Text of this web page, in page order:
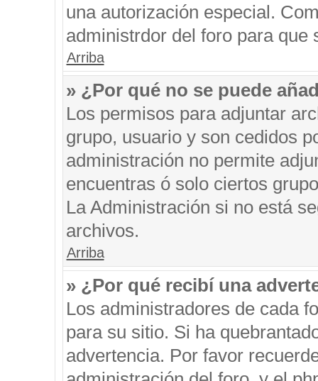
una autorización especial.
administrdor del foro para que
Arriba
» ¿Por qué no se puede
Los permisos para adjuntar
grupo, usuario y son cedidos
administración no permite
encuentras ó solo ciertos
La Administración si no está
archivos.
Arriba
» ¿Por qué recibí una
Los administradores de cada
para su sitio. Si ha
advertencia. Por favor